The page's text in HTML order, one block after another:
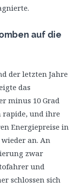
auf die
der letzten Jahre
das
minus 10 Grad
rapide, und ihre
Energiepreise in
an. An
zwar
und
schlossen sich